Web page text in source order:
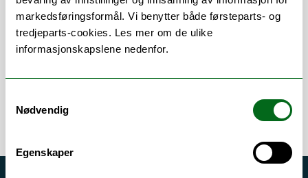
markedsføringsformål. Vi benytter både førsteparts- og
tredjeparts-cookies. Les mer om de ulike
informasjonskapslene nedenfor.
Nødvendig
Egenskaper
Publikasjoner